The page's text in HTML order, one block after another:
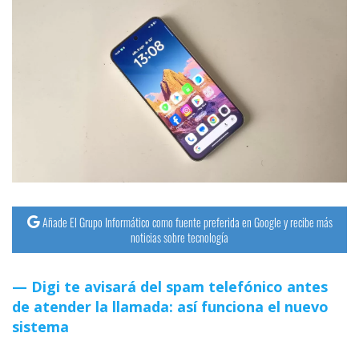
Añade El Grupo Informático como fuente preferida en Google y recibe más
noticias sobre tecnología
Digi te avisará del spam telefónico antes
de atender la llamada: así funciona el nuevo
sistema